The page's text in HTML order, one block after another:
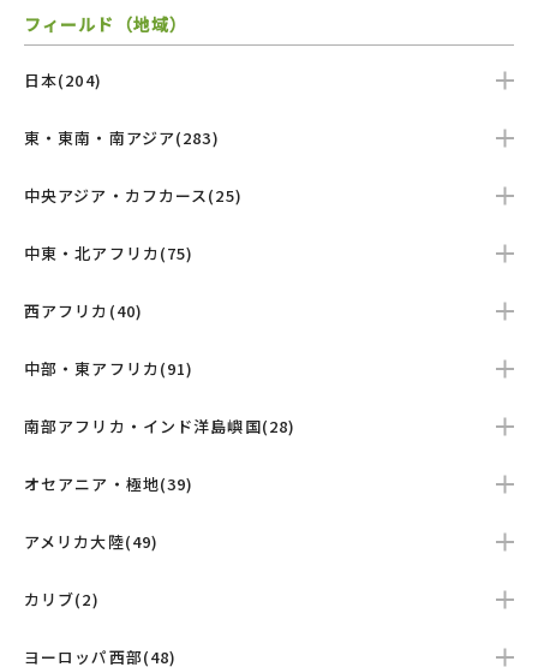
フィールド（地域）
日本(204)
東・東南・南アジア(283)
中央アジア・カフカース(25)
中東・北アフリカ(75)
西アフリカ(40)
中部・東アフリカ(91)
南部アフリカ・インド洋島嶼国(28)
オセアニア・極地(39)
アメリカ大陸(49)
カリブ(2)
ヨーロッパ西部(48)